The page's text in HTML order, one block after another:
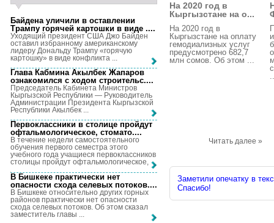
На 2020 год в
Кыргызстане на о...
На 2020 год в
Кыргызстане на оплату
гемодиализных услуг
предусмотрено 682,7
млн сомов. Об этом ...
Читать далее »
Заметили опечатку в
Спасибо!
Байдена уличили в оставлении
Трампу горячей картошки в виде ....
Уходящий президент США Джо Байден
оставил избранному американскому
лидеру Дональду Трампу «горячую
картошку» в виде конфликта ...
Глава Кабмина Акылбек Жапаров
ознакомился с ходом строительс....
Председатель Кабинета Министров
Кыргызской Республики — Руководитель
Администрации Президента Кыргызской
Республики Акылбек ...
Первоклассники в столице пройдут
офтальмологическое, стомато....
В течение недели самостоятельного
обучения первого семестра этого
учебного года учащиеся первоклассников
столицы пройдут офтальмологическое, ...
В Бишкеке практически нет
опасности схода селевых потоков....
В Бишкеке относительно других горных
районов практически нет опасности
схода селевых потоков. Об этом сказал
заместитель главы ...